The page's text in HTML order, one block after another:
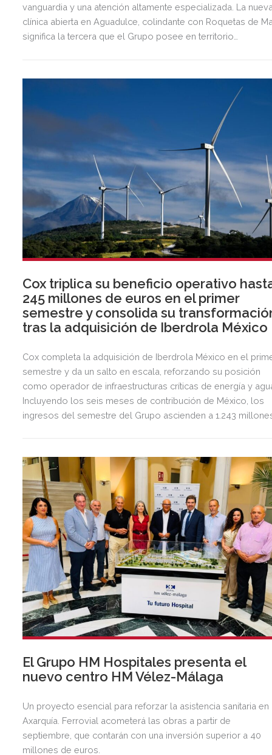
vanguardia y una atención altamente especializada. La
clínica abierta en Aguadulce, colindante con Roquetas de
significa la tercera que el Grupo posee en territorio
Cox triplica su beneficio operativo
245 millones de euros en el primer
semestre y consolida su
tras la adquisición de Iberdrola México
Cox completa la adquisición de Iberdrola México en el
semestre y da un salto en escala, reforzando su posición
como operador de infraestructuras críticas de energía y
Incluyendo los seis meses de contribución de México, los
ingresos del semestre del Grupo ascienden a 1.243
El Grupo HM Hospitales presenta el
nuevo centro HM Vélez-Málaga
Un proyecto esencial para reforzar la asistencia sanitaria en
Axarquía. Ferrovial acometerá las obras a partir de
septiembre, que contarán con una inversión superior a 40
millones de euros.